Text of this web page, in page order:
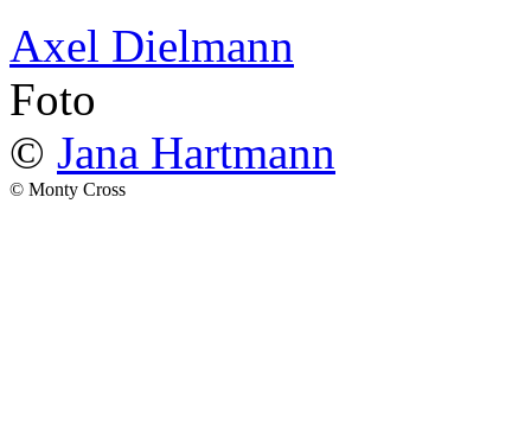
Axel Dielmann
Foto
© Jana Hartmann
© Monty Cross